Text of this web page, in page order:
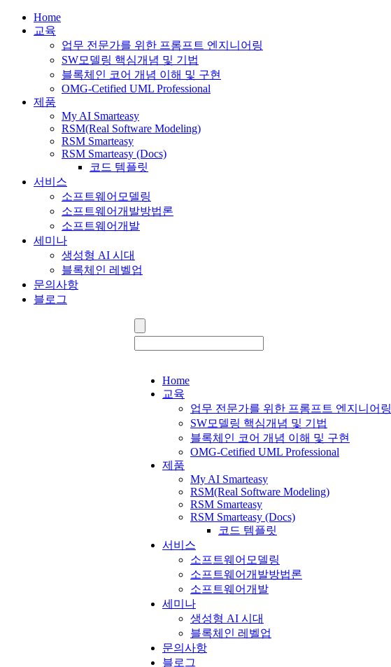
Home
교육
업무 전문가를 위한 프롬프트 엔지니어링
SW모델링 핵심개념 및 기법
블록체인 코어 개념 이해 및 구현
OMG-Cetified UML Professional
제품
My AI Smarteasy
RSM(Real Software Modeling)
RSM Smarteasy
RSM Smarteasy (Docs)
코드 템플릿
서비스
소프트웨어모델링
소프트웨어개발방법론
소프트웨어개발
세미나
생성형 AI 시대
블록체인 레벨업
문의사항
블로그
Home
교육
업무 전문가를 위한 프롬프트 엔지니어링
SW모델링 핵심개념 및 기법
블록체인 코어 개념 이해 및 구현
OMG-Cetified UML Professional
제품
My AI Smarteasy
RSM(Real Software Modeling)
RSM Smarteasy
RSM Smarteasy (Docs)
코드 템플릿
서비스
소프트웨어모델링
소프트웨어개발방법론
소프트웨어개발
세미나
생성형 AI 시대
블록체인 레벨업
문의사항
블로그